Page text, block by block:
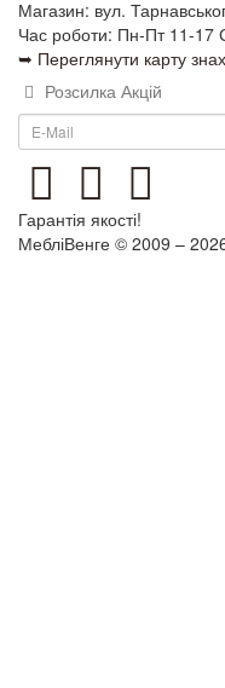
Магазин: вул.
Час роботи: Пн-Пт 11-17
➥ Переглянути карту
Розсилка Акцій
Гарантія якості!
МебліВенге © 2009 –